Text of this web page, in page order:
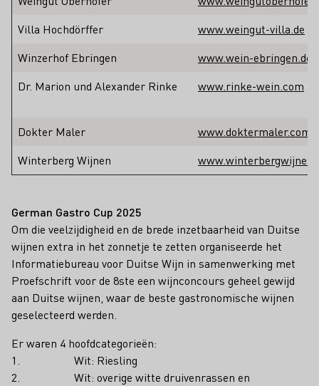
Villa Hochdörffer
www.weingut-villa.de
Winzerhof Ebringen
www.wein-ebringen.de
Dr. Marion und Alexander Rinke
www.rinke-wein.com
Dokter Maler
www.doktermaler.com
Winterberg Wijnen
German Gastro Cup 2025
Om die veelzijdigheid en de brede inzetbaarheid van Duitse
wijnen extra in het zonnetje te zetten organiseerde het
Informatiebureau voor Duitse Wijn in samenwerking met
Proefschrift voor de 8ste een wijnconcours geheel gewijd
aan Duitse wijnen, waar de beste gastronomische wijnen
geselecteerd werden.
Er waren 4 hoofdcategorieën:
1. Wit: Riesling
2. Wit: overige witte druivenrassen en